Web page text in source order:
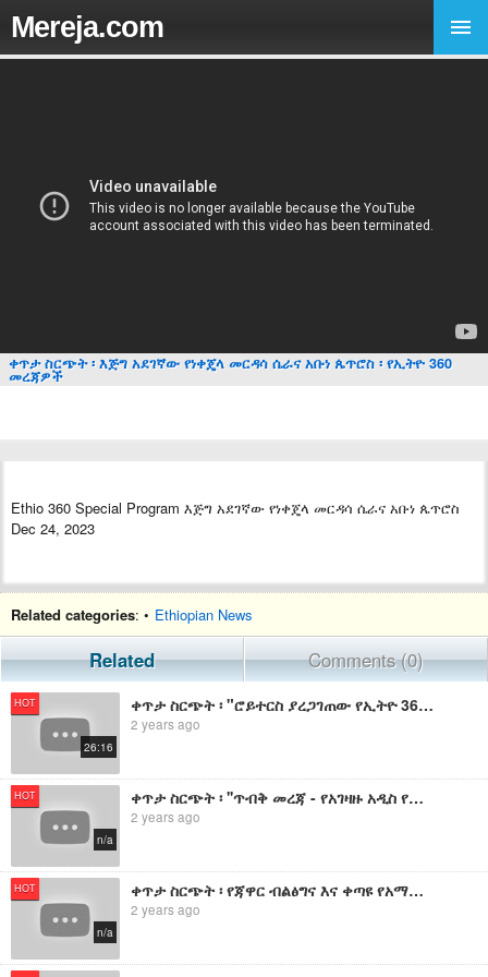
Mereja.com
ቀጥታ ስርጭት ፡ እጅግ አደገኛው የነቀጄላ መርዳሳ ሴራና አቡነ ጴጥሮስ ፡ የኢትዮ 360
መረጃዎች
Ethio 360 Special Program እጅግ አደገኛው የነቀጄላ መርዳሳ ሴራና አቡነ ጴጥሮስ
Dec 24, 2023
Related categories: • Ethiopian News
Related Comments (0)
HOT
26:16
ቀጥታ ስርጭት ፡ "ሮይተርስ ያረጋገጠው የኢትዮ 360 መረጃ እና የዐብይ አህመድ አዲስ ኦፕሬሽን " ፡ የኢትዮ 360 መረጃዎች እና ትንታኔ
2 years ago
HOT
n/a
ቀጥታ ስርጭት ፡ ''ጥብቅ መረጃ - የአገዛዙ አዲስ የጥቃት እቅድ !'' ፡ የኢትዮ 360 መረጃዎች
2 years ago
HOT
n/a
ቀጥታ ስርጭት ፡ የጃዋር ብልፅግና እና ቀጣዩ የአማራ ሕዝብ ድል ፡ የኢትዮ 360 መረጃዎች
2 years ago